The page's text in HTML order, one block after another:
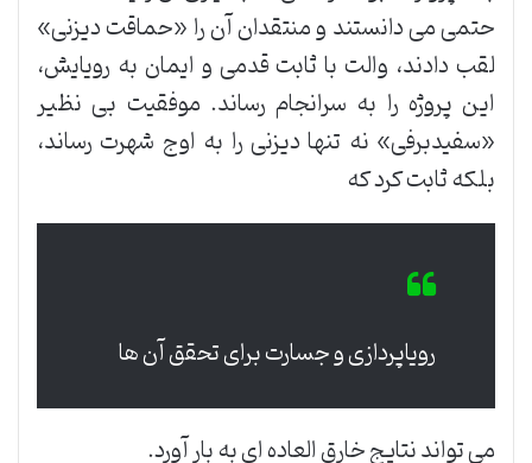
حتمی می دانستند و منتقدان آن را «حماقت دیزنی»
لقب دادند، والت با ثابت قدمی و ایمان به رویایش،
این پروژه را به سرانجام رساند. موفقیت بی نظیر
«سفیدبرفی» نه تنها دیزنی را به اوج شهرت رساند،
بلکه ثابت کرد که
رویاپردازی و جسارت برای تحقق آن ها
می تواند نتایج خارق العاده ای به بار آورد.